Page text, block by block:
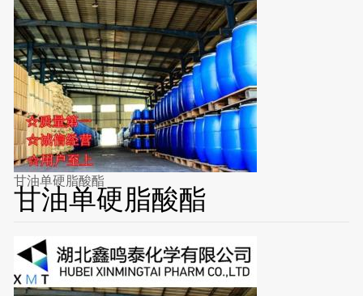
甘油单硬脂酸酯
甘油单硬脂酸酯